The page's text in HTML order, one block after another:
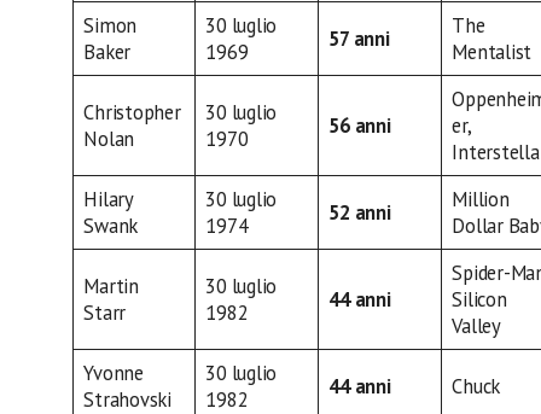
Simon
Baker
30 luglio
1969
57 anni
The
Mentalist
Christopher
Nolan
30 luglio
1970
56 anni
er,
Hilary
Swank
30 luglio
1974
52 anni
Million
Dollar
Martin
Starr
30 luglio
1982
44 anni
Spider-
Silicon
Valley
Yvonne
Strahovski
30 luglio
1982
44 anni Chuck